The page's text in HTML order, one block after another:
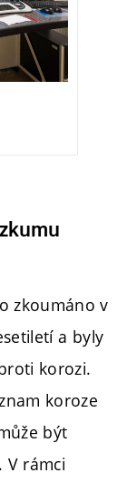
zkoumáno v
a byly
korozi.
koroze
být
V rámci